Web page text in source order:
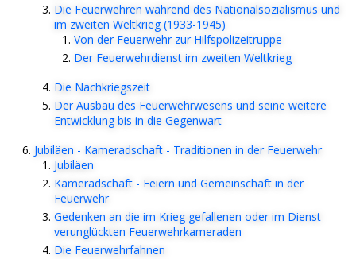
Die Feuerwehren während des Nationalsozialismus und
im zweiten Weltkrieg (1933-1945)
Von der Feuerwehr zur Hilfspolizeitruppe
Der Feuerwehrdienst im zweiten Weltkrieg
Die Nachkriegszeit
Der Ausbau des Feuerwehrwesens und seine weitere
Entwicklung bis in die Gegenwart
Jubiläen - Kameradschaft - Traditionen in der Feuerwehr
Jubiläen
Kameradschaft - Feiern und Gemeinschaft in der
Feuerwehr
Gedenken an die im Krieg gefallenen oder im Dienst
verunglückten Feuerwehrkameraden
Die Feuerwehrfahnen